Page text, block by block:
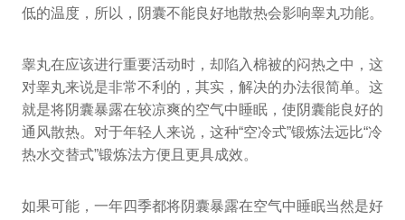
低的温度，所以，阴囊不能良好地散热会影响睾丸功能。
睾丸在应该进行重要活动时，却陷入棉被的闷热之中，这
对睾丸来说是非常不利的，其实，解决的办法很简单。这
就是将阴囊暴露在较凉爽的空气中睡眠，使阴囊能良好的
通风散热。对于年轻人来说，这种“空冷式”锻炼法远比“冷
热水交替式”锻炼法方便且更具成效。
如果可能，一年四季都将阴囊暴露在空气中睡眠当然是好